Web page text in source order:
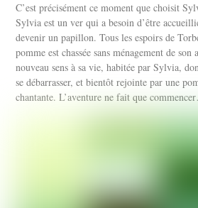
C’est précisément ce moment que choisit
Sylvia est un ver qui a besoin d’être
devenir un papillon. Tous les espoirs de
pomme est chassée sans ménagement de
nouveau sens à sa vie, habitée par Sylvia,
se débarrasser, et bientôt rejointe par une
chantante. L’aventure ne fait que